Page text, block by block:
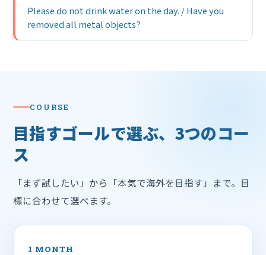
Please do not drink water on the day. / Have you
removed all metal objects?
COURSE
目指すゴールで選ぶ、3つのコー
ス
「まず試したい」から「本気で海外を目指す」まで。目
標に合わせて選べます。
1 MONTH